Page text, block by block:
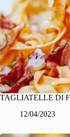
TAGLIATELLE DI
12/04/2023